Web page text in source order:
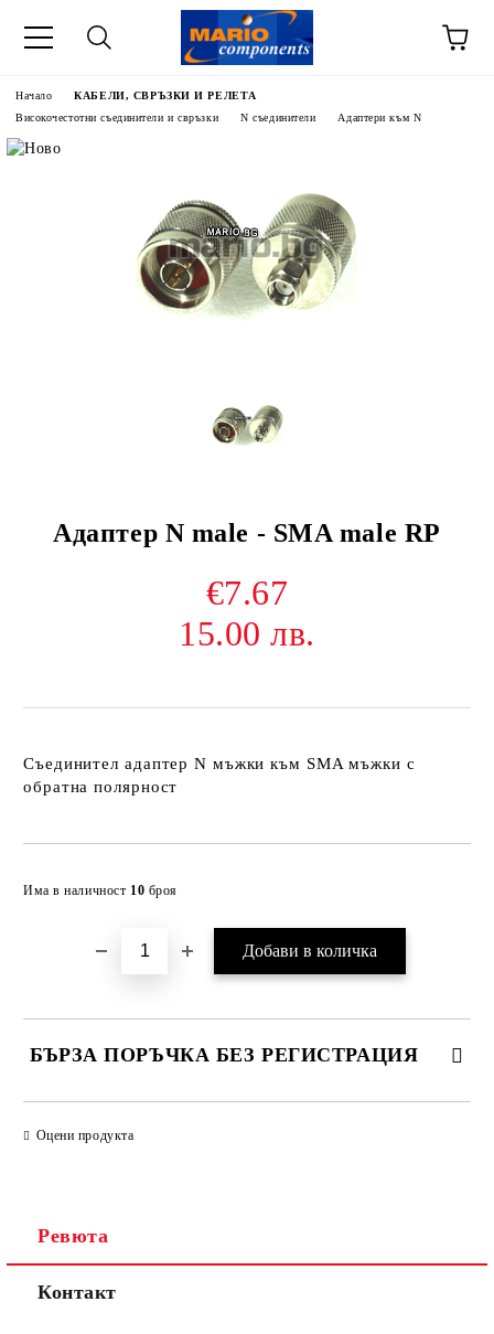
Начало
КАБЕЛИ, СВРЪЗКИ И РЕЛЕТА
Високочестотни съединители и свръзки
N съединители Адаптери към N
Адаптер N male - SMA male RP
€7.67
15.00 лв.
Съединител адаптер N мъжки към SMA мъжки с
обратна полярност
Има в наличност 10 броя
БЪРЗА ПОРЪЧКА БЕЗ РЕГИСТРАЦИЯ
Ние ще се свържем с вас в рамките на работния ден.
Оцени продукта
Ревюта
Контакт